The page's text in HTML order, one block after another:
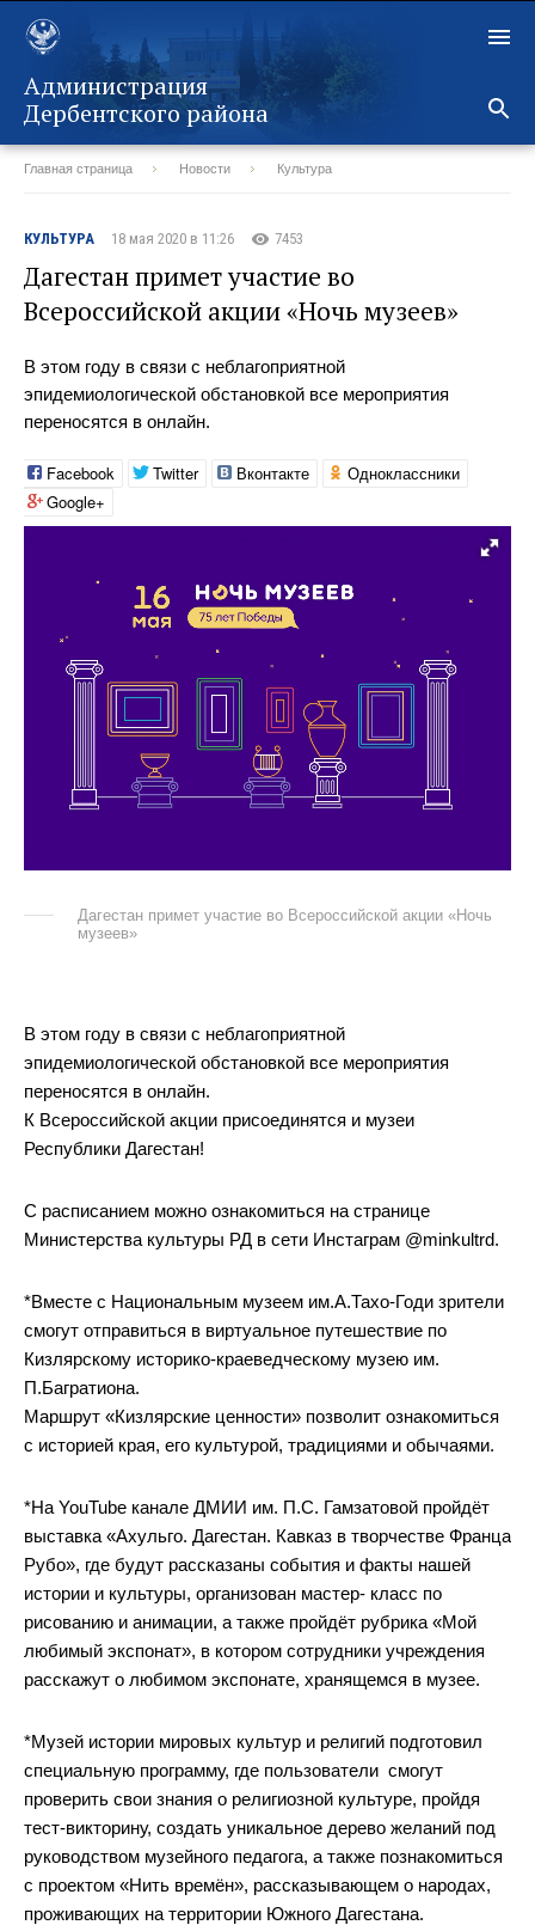
Администрация
Дербентского района
Главная страница Новости Культура
КУЛЬТУРА 18 мая 2020 в 11:26 7453
Дагестан примет участие во
Всероссийской акции «Ночь музеев»
В этом году в связи с неблагоприятной
эпидемиологической обстановкой все мероприятия
переносятся в онлайн.
Facebook Twitter Вконтакте
Одноклассники
Google+
Дагестан примет участие во Всероссийской акции «Ночь
музеев»
В этом году в связи с неблагоприятной
эпидемиологической обстановкой все мероприятия
переносятся в онлайн.
К Всероссийской акции присоединятся и музеи
Республики Дагестан!
С расписанием можно ознакомиться на странице
Министерства культуры РД в сети Инстаграм @minkultrd.
*Вместе с Национальным музеем им.А.Тахо-Годи зрители
смогут отправиться в виртуальное путешествие по
Кизлярскому историко-краеведческому музею им.
П.Багратиона.
Маршрут «Кизлярские ценности» позволит ознакомиться
с историей края, его культурой, традициями и обычаями.
*На YouTube канале ДМИИ им. П.С. Гамзатовой пройдёт
выставка «Ахульго. Дагестан. Кавказ в творчестве Франца
Рубо», где будут рассказаны события и факты нашей
истории и культуры, организован мастер- класс по
рисованию и анимации, а также пройдёт рубрика «Мой
любимый экспонат», в котором сотрудники учреждения
расскажут о любимом экспонате, хранящемся в музее.
*Музей истории мировых культур и религий подготовил
специальную программу, где пользователи смогут
проверить свои знания о религиозной культуре, пройдя
тест-викторину, создать уникальное дерево желаний под
руководством музейного педагога, а также познакомиться
с проектом «Нить времён», рассказывающем о народах,
проживающих на территории Южного Дагестана.